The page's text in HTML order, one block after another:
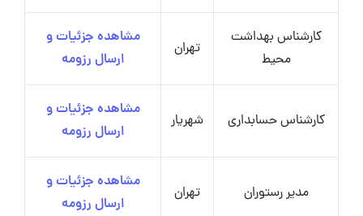
کارشناس بهداشت
محیط
تهران
مشاهده جزئیات و
ارسال رزومه
کارشناس حسابداری شهریار
مشاهده جزئیات و
ارسال رزومه
مدیر رستوران تهران
مشاهده جزئیات و
ارسال رزومه